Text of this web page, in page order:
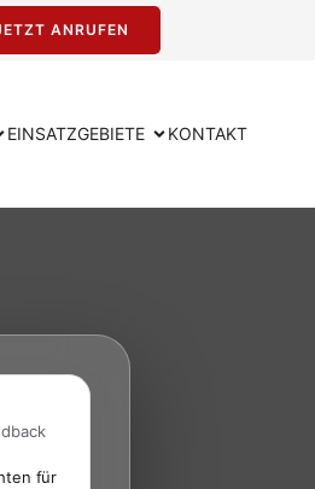
ANRUFEN
EINSATZGEBIETE KONTAKT
für